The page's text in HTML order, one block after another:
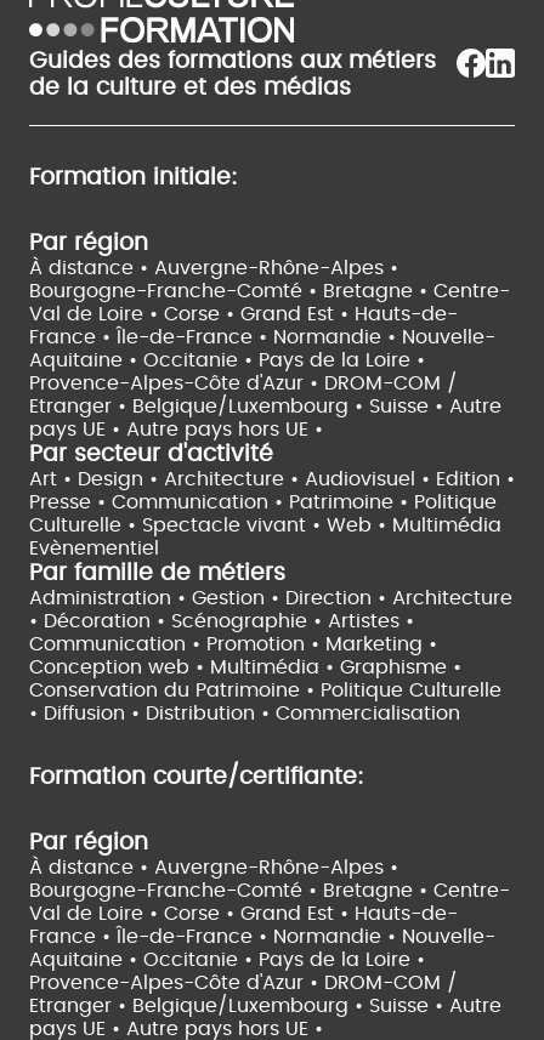
Guides des formations aux métiers
de la culture et des médias
Formation initiale:
Par région
À distance • Auvergne-Rhône-Alpes •
Bourgogne-Franche-Comté • Bretagne • Centre-
Val de Loire • Corse • Grand Est • Hauts-de-
France •
Île-de-France • Normandie • Nouvelle-
Aquitaine • Occitanie • Pays de la Loire •
Provence-Alpes-Côte d'Azur • DROM-COM /
Etranger • Belgique/Luxembourg • Suisse • Autre
pays UE • Autre pays hors UE •
Par secteur d'activité
Art • Design • Architecture • Audiovisuel • Edition •
Presse • Communication • Patrimoine • Politique
Culturelle • Spectacle vivant • Web • Multimédia
Evènementiel
Par famille de métiers
Administration • Gestion • Direction • Architecture
• Décoration • Scénographie • Artistes •
Communication • Promotion • Marketing •
Conception web • Multimédia • Graphisme •
Conservation du Patrimoine • Politique Culturelle
• Diffusion • Distribution • Commercialisation
Formation courte/certifiante:
Par région
À distance • Auvergne-Rhône-Alpes •
Bourgogne-Franche-Comté • Bretagne • Centre-
Val de Loire • Corse • Grand Est • Hauts-de-
France •
Île-de-France • Normandie • Nouvelle-
Aquitaine • Occitanie • Pays de la Loire •
Provence-Alpes-Côte d'Azur • DROM-COM /
Etranger • Belgique/Luxembourg • Suisse • Autre
pays UE • Autre pays hors UE •